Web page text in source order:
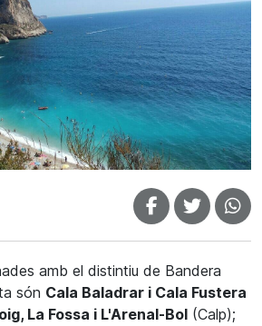
amb el distintiu de Bandera
són Cala Baladrar i Cala Fustera
La Fossa i L'Arenal-Bol (Calp);